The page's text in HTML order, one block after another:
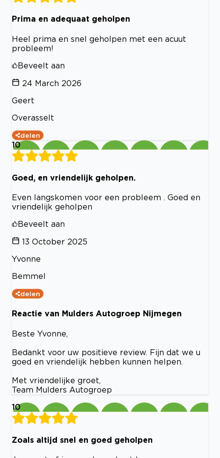
Prima en adequaat geholpen
Heel prima en snel geholpen met een acuut
probleem!
Beveelt aan
24 March 2026
Geert
Overasselt
delen
10
Goed, en vriendelijk geholpen.
Even langskomen voor een probleem . Goed en
vriendelijk geholpen
Beveelt aan
13 October 2025
Yvonne
Bemmel
delen
Reactie van Mulders Autogroep Nijmegen
Beste Yvonne,
Bedankt voor uw positieve review. Fijn dat we u
goed en vriendelijk hebben kunnen helpen.
Met vriendelijke groet,
Team Mulders Autogroep
10
Zoals altijd snel en goed geholpen